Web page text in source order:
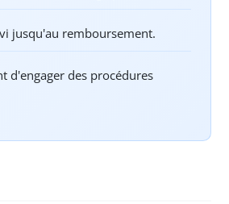
jusqu'au remboursement.
d'engager des procédures